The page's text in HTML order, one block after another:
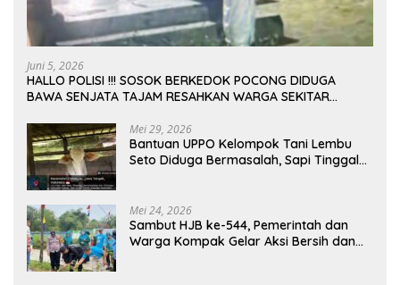
Juni 5, 2026
HALLO POLISI !!! SOSOK BERKEDOK POCONG DIDUGA
BAWA SENJATA TAJAM RESAHKAN WARGA SEKITAR
Mei 29, 2026
Bantuan UPPO Kelompok Tani Lembu
Seto Diduga Bermasalah, Sapi Tinggal
Mei 24, 2026
Sambut HJB ke-544, Pemerintah dan
Warga Kompak Gelar Aksi Bersih dan